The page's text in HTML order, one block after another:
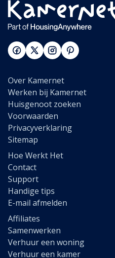
Over Kamernet
Werken bij Kamernet
Huisgenoot zoeken
Voorwaarden
Privacyverklaring
Sitemap
Hoe Werkt Het
Contact
Support
Handige tips
E-mail afmelden
Affiliates
Samenwerken
Verhuur een woning
Verhuur een kamer